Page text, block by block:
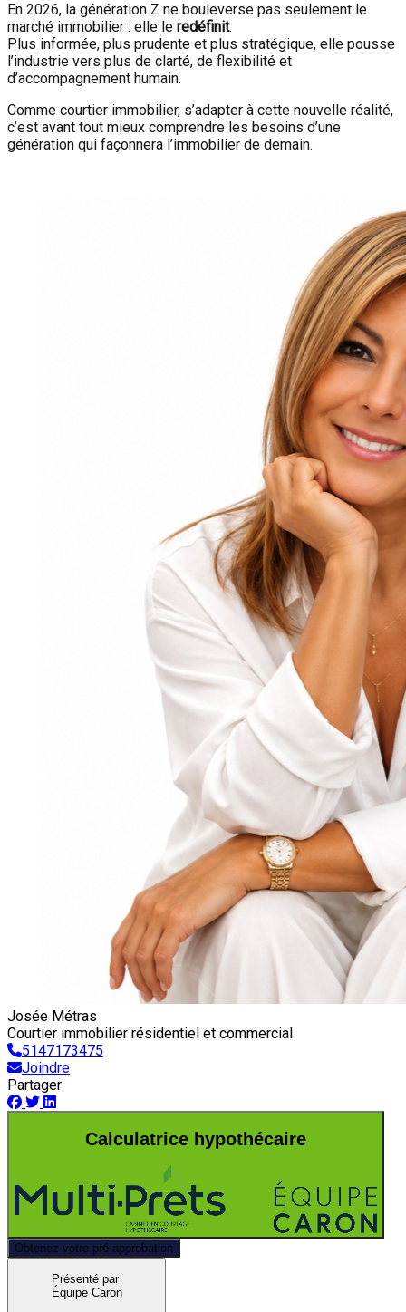
En 2026, la génération Z ne bouleverse pas seulement le
marché immobilier : elle le redéfinit.
Plus informée, plus prudente et plus stratégique, elle pousse
l’industrie vers plus de clarté, de flexibilité et
d’accompagnement humain.
Comme courtier immobilier, s’adapter à cette nouvelle réalité,
c’est avant tout mieux comprendre les besoins d’une
génération qui façonnera l’immobilier de demain.
Josée Métras
Courtier immobilier résidentiel et commercial
5147173475
Joindre
Partager
Calculatrice hypothécaire
Obtenez votre pré-approbation
Présenté par
Équipe Caron